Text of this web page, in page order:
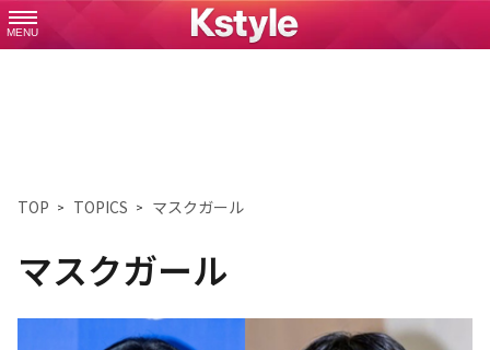
MENU
TOP TOPICS マスクガール
マスクガール